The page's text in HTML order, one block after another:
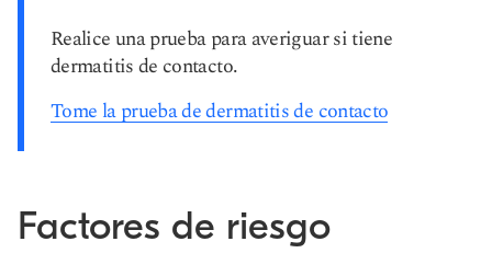
Realice una prueba para averiguar si tiene
dermatitis de contacto.
Tome la prueba de dermatitis de contacto
Factores de riesgo